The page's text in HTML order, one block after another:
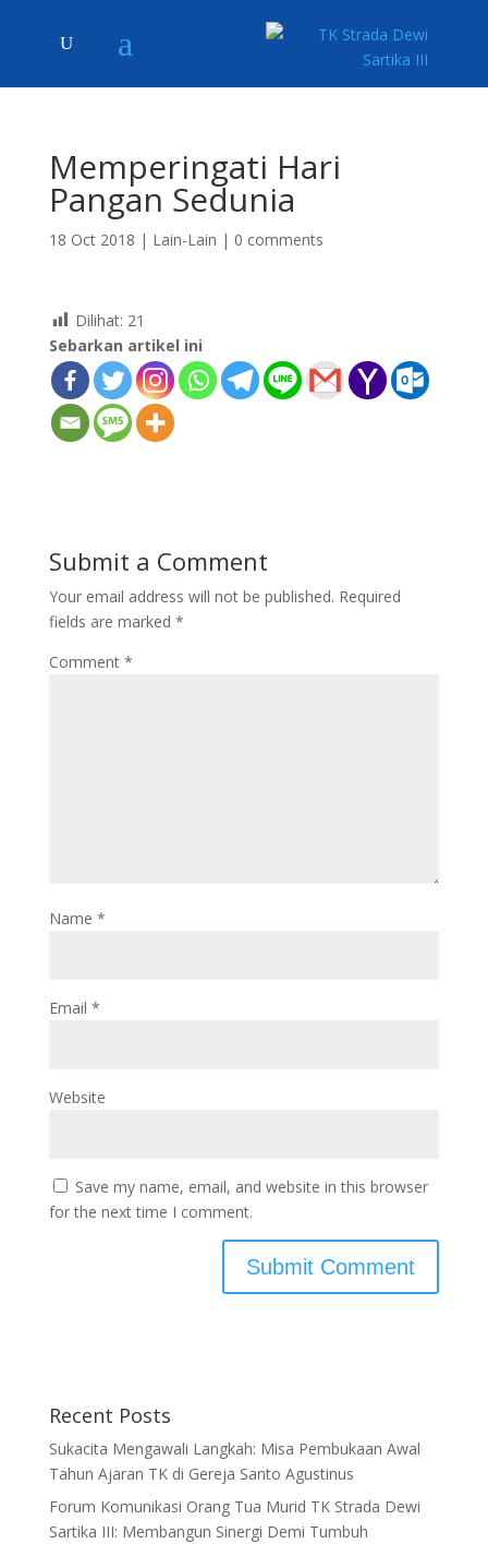
Memperingati Hari
Pangan Sedunia
18 Oct 2018 | Lain-Lain | 0 comments
Dilihat: 21
Sebarkan artikel ini
Submit a Comment
Your email address will not be published. Required
fields are marked *
Comment *
Name *
Email *
Website
Save my name, email, and website in this browser
for the next time I comment.
Recent Posts
Sukacita Mengawali Langkah: Misa Pembukaan Awal
Tahun Ajaran TK di Gereja Santo Agustinus
Forum Komunikasi Orang Tua Murid TK Strada Dewi
Sartika III: Membangun Sinergi Demi Tumbuh